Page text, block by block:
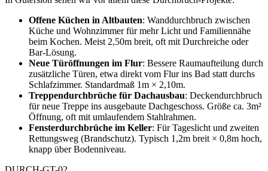
Offene Küchen in Altbauten: Wanddurchbruch zwischen
Küche und Wohnzimmer für mehr Licht und Familiennähe
beim Kochen. Meist 2,50m breit, oft mit Durchreiche oder
Bar-Lösung.
Neue Türöffnungen im Flur: Bessere Raumaufteilung durch
zusätzliche Türen, etwa direkt vom Flur ins Bad statt durchs
Schlafzimmer. Standardmaß 1m × 2,10m.
Treppendurchbrüche für Dachausbau: Deckendurchbruch
für neue Treppe ins ausgebaute Dachgeschoss. Größe ca. 3m²
Öffnung, oft mit umlaufendem Stahlrahmen.
Fensterdurchbrüche im Keller: Für Tageslicht und zweiten
Rettungsweg (Brandschutz). Typisch 1,2m breit × 0,8m hoch,
knapp über Bodenniveau.